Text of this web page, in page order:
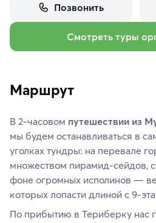
Позвонить
Смотреть туры
Маршрут
В 2-часовом путешествии из
мы будем останавливаться в
уголках тундры: на перевале
множеством пирамид-сейдов,
фоне огромных исполинов —
которых лопасти длиной с 9-
По прибытию в Териберку нас